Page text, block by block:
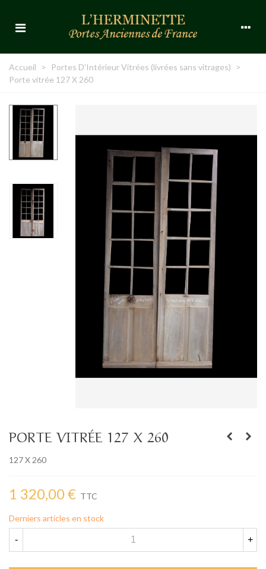
Accueil > Portes D'Intérieur Vitrées (livrées sans vitrages)
>
Porte vitrée 127 X 260
PORTE VITRÉE 127 X 260
127 X 260
1 320,00 € TTC
Derniers articles en stock
- +